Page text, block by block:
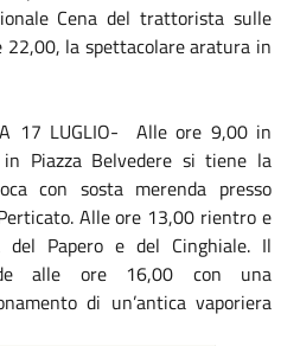
Cena del trattorista sulle
22,00, la spettacolare aratura in
17 LUGLIO- Alle ore 9,00 in
Piazza Belvedere si tiene la
con sosta merenda presso
Alle ore 13,00 rientro e
del Papero e del Cinghiale. Il
alle ore 16,00 con una
di un’antica vaporiera